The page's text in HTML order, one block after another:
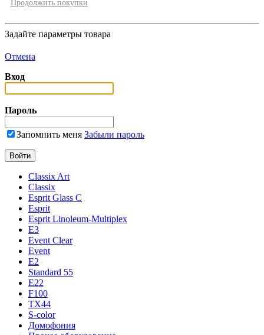
Продолжить покупки
Задайте параметры товара
Отмена
Вход
Пароль
Запомнить меня Забыли пароль
Classix Art
Classix
Esprit Glass C
Esprit
Esprit Linoleum-Multiplex
E3
Event Clear
Event
E2
Standard 55
E22
F100
TX44
S-color
Домофония